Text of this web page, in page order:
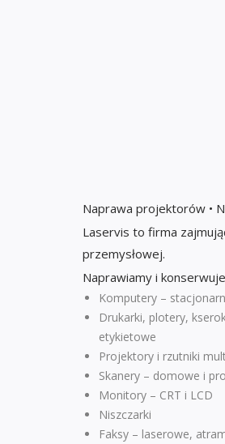
Naprawa projektorów •
Laservis to firma
przemysłowej.
Naprawiamy i
Komputery –
Drukarki, plotery,
etykietowe
Projektory i rzutniki
Skanery – domowe i
Monitory – CRT i LCD
Niszczarki
Faksy – laserowe,